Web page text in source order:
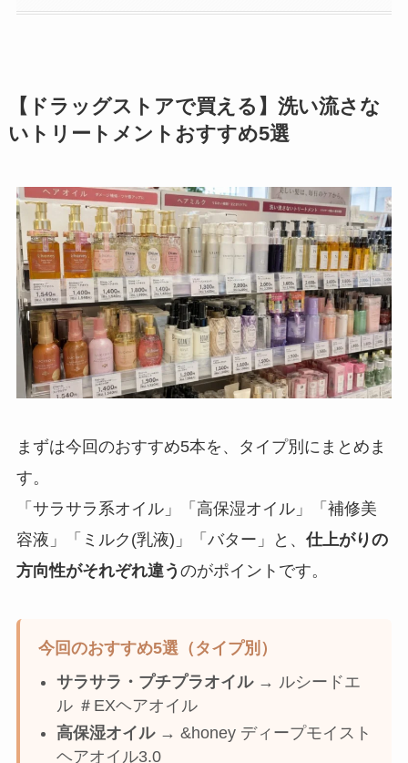
【ドラッグストアで買える】洗い流さな
いトリートメントおすすめ5選
まずは今回のおすすめ5本を、タイプ別にまとめま
す。
「サラサラ系オイル」「高保湿オイル」「補修美
容液」「ミルク(乳液)」「バター」と、 仕上がりの
方向性がそれぞれ違う のがポイントです。
今回のおすすめ5選（タイプ別）
サラサラ・プチプラオイル→ ルシードエ
ル ＃EXヘアオイル
高保湿オイル→ &honey ディープモイスト
ヘアオイル3.0